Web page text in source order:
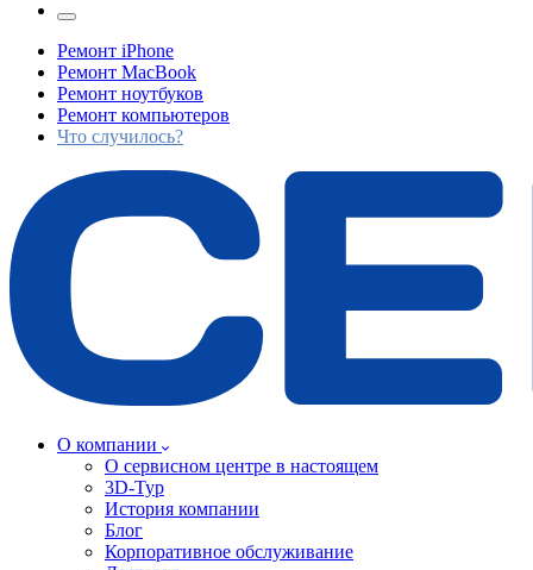
Ремонт iPhone
Ремонт MacBook
Ремонт ноутбуков
Ремонт компьютеров
Что случилось?
О компании
О сервисном центре в настоящем
3D-Тур
История компании
Блог
Корпоративное обслуживание